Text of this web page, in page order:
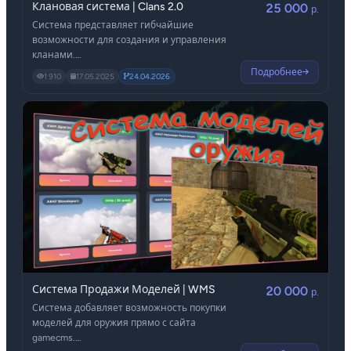
Клановая система | Clans 2.0
Система представляет гибчайшие
возможности для создания и управления
кланами.
Казна, роли, объекты, прокачка и
улучшения, клановый чат - и это ещё не
всё, смотрите дальше!
1 910 17.05.2025 24.04.2026
25 000 р.
Подробнее
Система Продажи Моделей | WMS
Система добавляет возможность покупки
моделей для оружия прямо с сайта
gamecms.
20 000 р.